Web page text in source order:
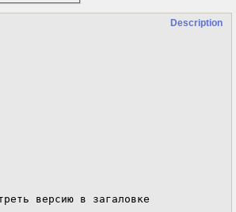
Description
версию в загаловке